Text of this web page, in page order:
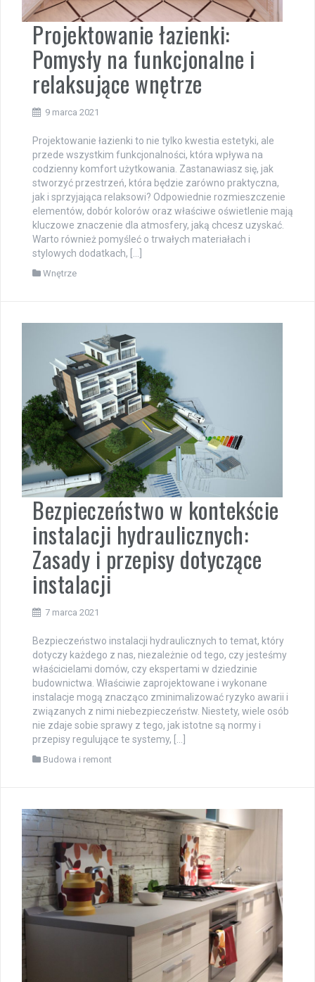
Projektowanie łazienki:
Pomysły na funkcjonalne i
relaksujące wnętrze
9 marca 2021
Projektowanie łazienki to nie tylko kwestia estetyki, ale
przede wszystkim funkcjonalności, która wpływa na
codzienny komfort użytkowania. Zastanawiasz się, jak
stworzyć przestrzeń, która będzie zarówno praktyczna,
jak i sprzyjająca relaksowi? Odpowiednie rozmieszczenie
elementów, dobór kolorów oraz właściwe oświetlenie mają
kluczowe znaczenie dla atmosfery, jaką chcesz uzyskać.
Warto również pomyśleć o trwałych materiałach i
stylowych dodatkach, […]
Wnętrze
Bezpieczeństwo w kontekście
instalacji hydraulicznych:
Zasady i przepisy dotyczące
instalacji
7 marca 2021
Bezpieczeństwo instalacji hydraulicznych to temat, który
dotyczy każdego z nas, niezależnie od tego, czy jesteśmy
właścicielami domów, czy ekspertami w dziedzinie
budownictwa. Właściwie zaprojektowane i wykonane
instalacje mogą znacząco zminimalizować ryzyko awarii i
związanych z nimi niebezpieczeństw. Niestety, wiele osób
nie zdaje sobie sprawy z tego, jak istotne są normy i
przepisy regulujące te systemy, […]
Budowa i remont